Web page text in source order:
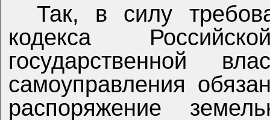
Так, в силу
кодекса
государственной
самоуправления
распоряжение